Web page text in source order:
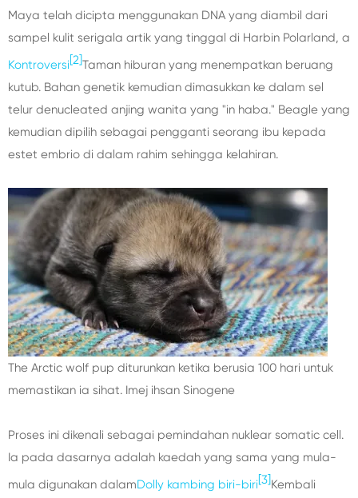
Maya telah dicipta menggunakan DNA yang diambil dari
sampel kulit serigala artik yang tinggal di Harbin Polarland, a
Kontroversi[2]Taman hiburan yang menempatkan beruang
kutub. Bahan genetik kemudian dimasukkan ke dalam sel
telur denucleated anjing wanita yang "in haba." Beagle yang
kemudian dipilih sebagai pengganti seorang ibu kepada
estet embrio di dalam rahim sehingga kelahiran.
The Arctic wolf pup diturunkan ketika berusia 100 hari untuk
memastikan ia sihat. Imej ihsan Sinogene
Proses ini dikenali sebagai pemindahan nuklear somatic cell.
Ia pada dasarnya adalah kaedah yang sama yang mula-
mula digunakan dalamDolly kambing biri-biri[3]Kembali